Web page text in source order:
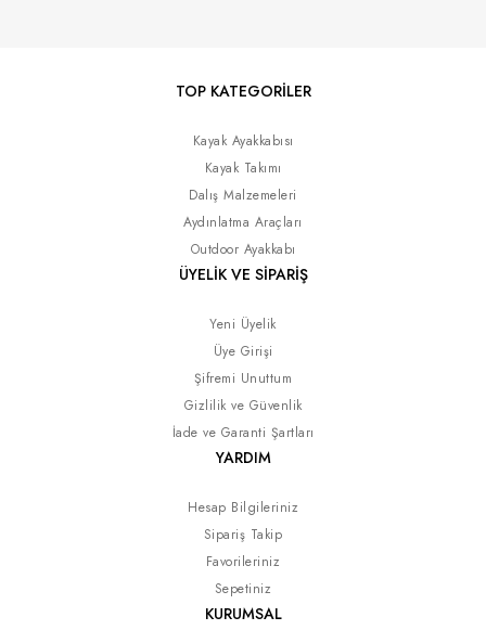
TOP KATEGORİLER
Kayak Ayakkabısı
Kayak Takımı
Dalış Malzemeleri
Aydınlatma Araçları
Outdoor Ayakkabı
ÜYELİK VE SİPARİŞ
Yeni Üyelik
Üye Girişi
Şifremi Unuttum
Gizlilik ve Güvenlik
İade ve Garanti Şartları
YARDIM
Hesap Bilgileriniz
Sipariş Takip
Favorileriniz
Sepetiniz
KURUMSAL